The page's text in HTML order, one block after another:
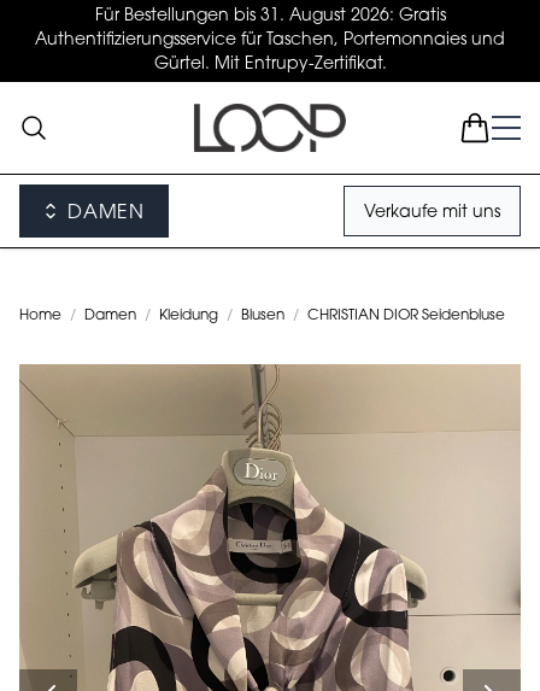
Für Bestellungen bis 31. August 2026: Gratis
Authentifizierungsservice für Taschen, Portemonnaies und
Gürtel. Mit Entrupy-Zertifikat.
DAMEN Verkaufe mit uns
Home / Damen / Kleidung / Blusen / CHRISTIAN DIOR Seidenbluse